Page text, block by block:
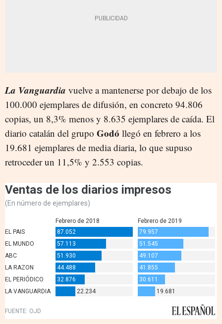
La Vanguardia vuelve a mantenerse por debajo de los
100.000 ejemplares de difusión, en concreto 94.806
copias, un 8,3% menos y 8.635 ejemplares de caída. El
diario catalán del grupo Godó llegó en febrero a los
19.681 ejemplares de media diaria, lo que supuso
retroceder un 11,5% y 2.553 copias.